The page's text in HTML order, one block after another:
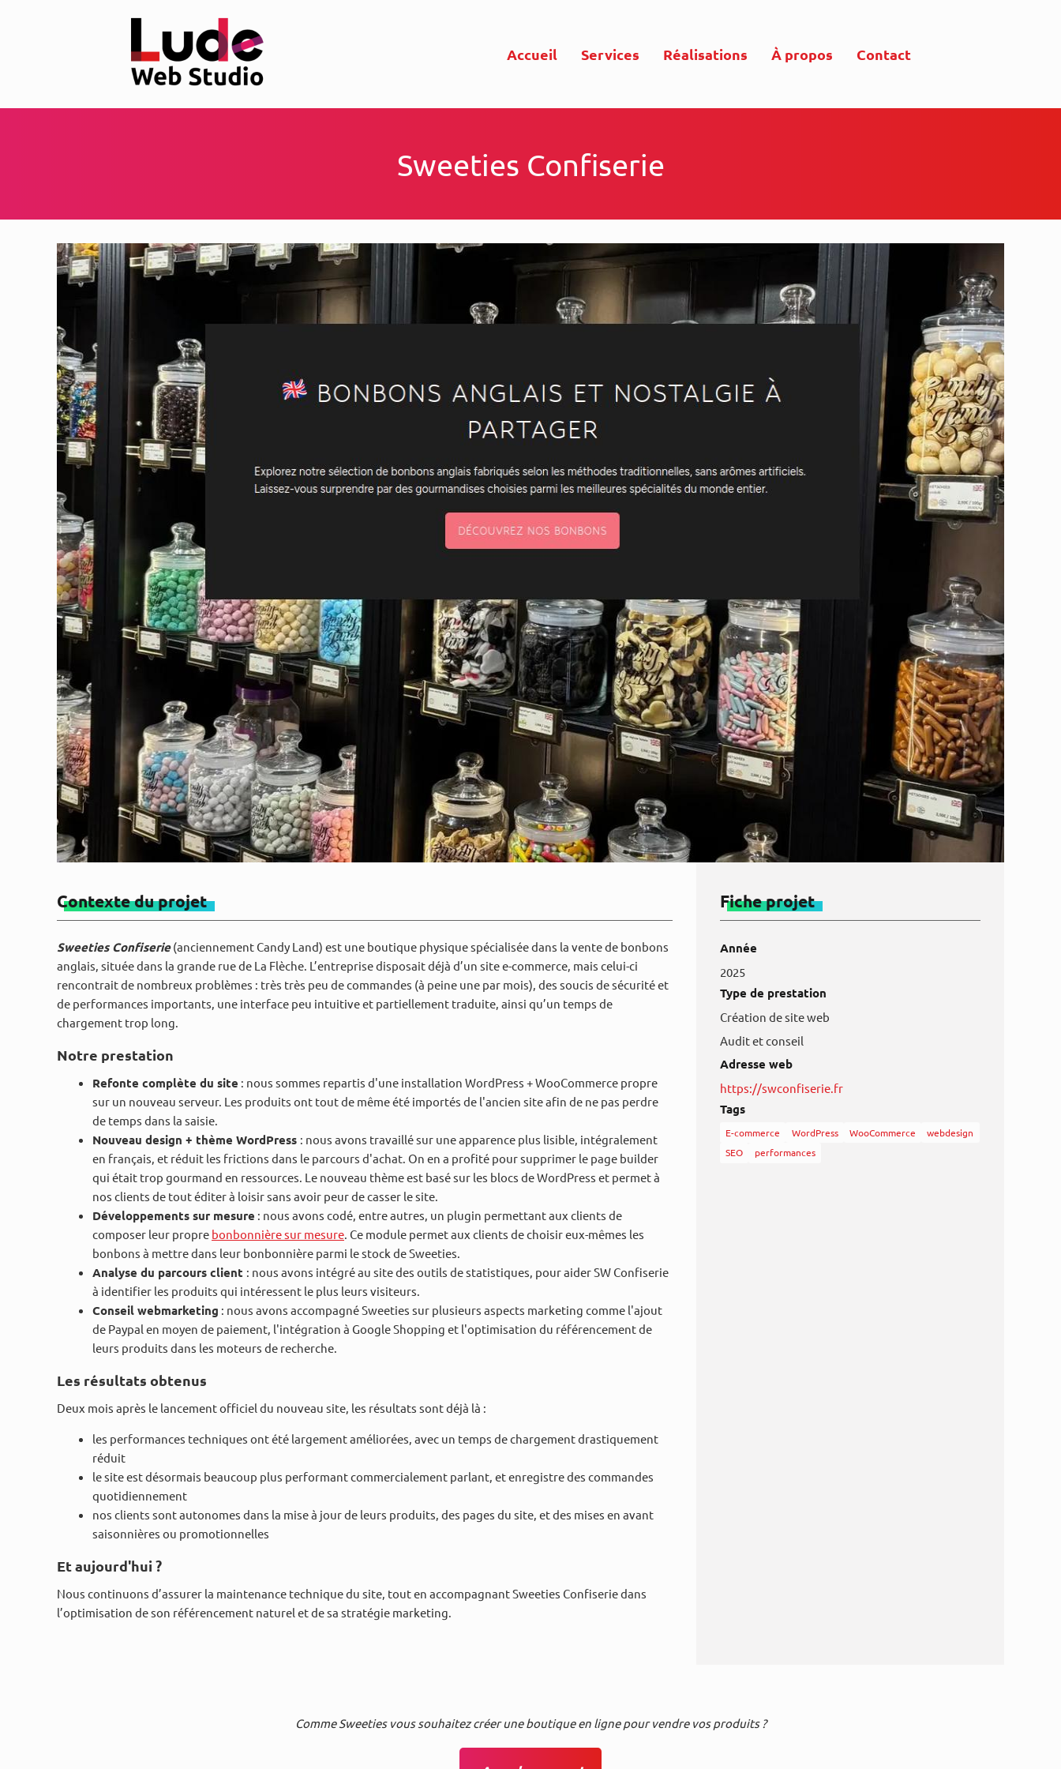
Accueil Services Réalisations À propos Contact
Sweeties Confiserie
Contexte du projet
Sweeties Confiserie(anciennement Candy Land) est une boutique physique spécialisée dans la vente de bonbons
anglais, située dans la grande rue de La Flèche. L’entreprise disposait déjà d’un site e-commerce, mais celui-ci
rencontrait de nombreux problèmes : très très peu de commandes (à peine une par mois), des soucis de sécurité et
de performances importants, une interface peu intuitive et partiellement traduite, ainsi qu’un temps de
chargement trop long.
Notre prestation
Refonte complète du site : nous sommes repartis d'une installation WordPress + WooCommerce propre
sur un nouveau serveur. Les produits ont tout de même été importés de l'ancien site afin de ne pas perdre
de temps dans la saisie.
Nouveau design + thème WordPress : nous avons travaillé sur une apparence plus lisible, intégralement
en français, et réduit les frictions dans le parcours d'achat. On en a profité pour supprimer le page builder
qui était trop gourmand en ressources. Le nouveau thème est basé sur les blocs de WordPress et permet à
nos clients de tout éditer à loisir sans avoir peur de casser le site.
Développements sur mesure : nous avons codé, entre autres, un plugin permettant aux clients de
composer leur propre bonbonnière sur mesure. Ce module permet aux clients de choisir eux-mêmes les
bonbons à mettre dans leur bonbonnière parmi le stock de Sweeties.
Analyse du parcours client : nous avons intégré au site des outils de statistiques, pour aider SW Confiserie
à identifier les produits qui intéressent le plus leurs visiteurs.
Conseil webmarketing : nous avons accompagné Sweeties sur plusieurs aspects marketing comme l'ajout
de Paypal en moyen de paiement, l'intégration à Google Shopping et l'optimisation du référencement de
leurs produits dans les moteurs de recherche.
Les résultats obtenus
Deux mois après le lancement officiel du nouveau site, les résultats sont déjà là :
les performances techniques ont été largement améliorées, avec un temps de chargement drastiquement
réduit
le site est désormais beaucoup plus performant commercialement parlant, et enregistre des commandes
quotidiennement
nos clients sont autonomes dans la mise à jour de leurs produits, des pages du site, et des mises en avant
saisonnières ou promotionnelles
Et aujourd'hui ?
Nous continuons d’assurer la maintenance technique du site, tout en accompagnant Sweeties Confiserie dans
l’optimisation de son référencement naturel et de sa stratégie marketing.
Fiche projet
Année
2025
Type de prestation
Création de site web
Audit et conseil
Adresse web
https://swconfiserie.fr
Tags
E-commerce WordPress WooCommerce
webdesign
SEO
performances
Comme Sweeties vous souhaitez créer une boutique en ligne pour vendre vos produits ?